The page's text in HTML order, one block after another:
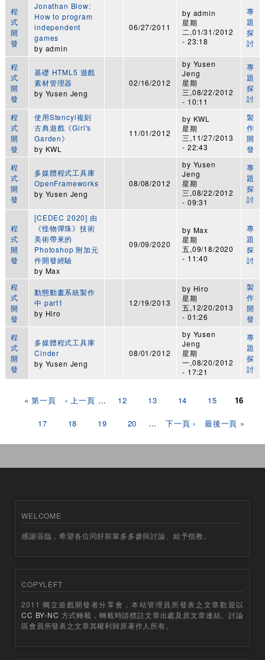
程
式
開
發
Jonathan Blow:
How to program
independent
games
by admin
06/27/2011
by admin
星期
二,01/31/2012
- 23:18
專
題
探
討
程
式
開
發
基礎 HTML5 遊戲
素材管理器
by Yusen Jeng
02/16/2012
by Yusen
Jeng
星期
三,08/22/2012
- 10:11
專
題
探
討
程
式
開
發
使用Stencyl複刻
古典遊戲《Girl's
Garden》
by KWL
11/01/2012
by KWL
星期
三,11/27/2013
- 22:43
製
作
開
發
程
式
開
發
多媒體程式工具庫
OpenFrameworks
by Yusen Jeng
08/08/2012
by Yusen
Jeng
星期
三,08/22/2012
- 09:31
專
題
探
討
程
式
開
發
[CEDEC 2020] 由
《怪物彈珠》技術
美術帶來的
Photoshop 附加元
件開發經驗
by Max
09/09/2020
by Max
星期
五,09/18/2020
- 11:40
專
題
探
討
程
式
開
發
動態動畫系統製作
中 part1
by Hiro
12/19/2013
by Hiro
星期
五,12/20/2013
- 01:26
製
作
開
發
程
式
開
發
多媒體程式工具庫
Cinder
by Yusen Jeng
08/01/2012
by Yusen
Jeng
星期
一,08/20/2012
- 17:21
專
題
探
討
« 第一頁 ‹ 上一頁 … 12 13 14 15 16
17 18 19 20 … 下一頁 › 最後一頁 »
WELCOME
感謝蒞臨，希望各位同好前輩多多參與討論、給予指教。
COPYLEFT
2011 獨立遊戲開發者分享會，本站管理員所發表之文章歡迎以
CC BY-NC 方式轉載，轉載時請標註文章出處及原文章連結。討論
區會員所發表之文章其權利歸原著作人所有。